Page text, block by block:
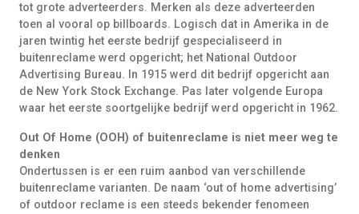
tot grote adverteerders. Merken als deze adverteerden
toen al vooral op billboards. Logisch dat in Amerika in de
jaren twintig het eerste bedrijf gespecialiseerd in
buitenreclame werd opgericht; het National Outdoor
Advertising Bureau. In 1915 werd dit bedrijf opgericht aan
de New York Stock Exchange. Pas later volgende Europa
waar het eerste soortgelijke bedrijf werd opgericht in 1962.
Out Of Home (OOH) of buitenreclame is niet meer weg te
denken
Ondertussen is er een ruim aanbod van verschillende
buitenreclame varianten. De naam ‘out of home advertising’
of outdoor reclame is een steeds bekender fenomeen